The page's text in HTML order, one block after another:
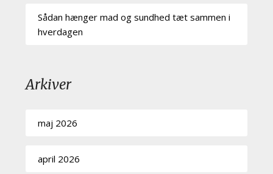
Sådan hænger mad og sundhed tæt sammen i
hverdagen
Arkiver
maj 2026
april 2026